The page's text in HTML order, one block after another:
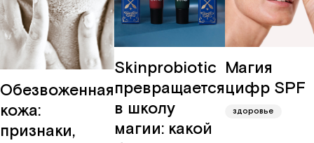
о
мире
карьера
Обезвоженная
кожа:
признаки,
Skinprobiotic
превращается
в школу
магии: какой
Магия
цифр SPF
здоровье